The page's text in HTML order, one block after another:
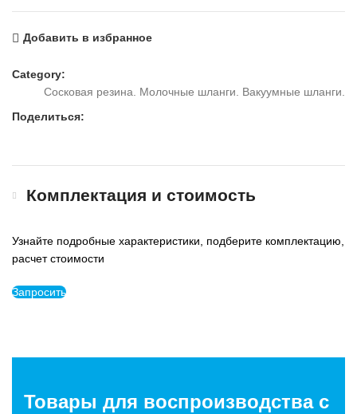
Добавить в избранное
Category:
Сосковая резина. Молочные шланги. Вакуумные шланги.
Поделиться:
Комплектация и стоимость
Узнайте подробные характеристики, подберите комплектацию,
расчет стоимости
Запросить
Товары для воспроизводства c